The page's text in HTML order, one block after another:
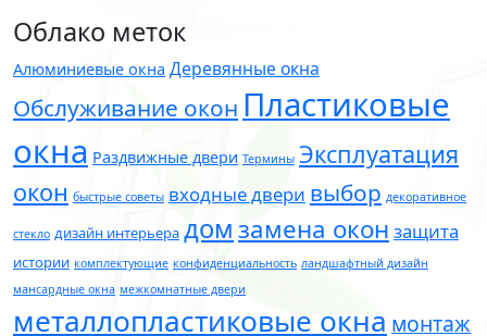
Облако меток
Алюминиевые окна Деревянные окна
Обслуживание окон Пластиковые
окна Раздвижные двери Термины Эксплуатация
окон быстрые советы входные двери выбор декоративное
стекло дизайн интерьера домзамена окон защита
истории комплектующие конфиденциальность ландшафтный дизайн
мансардные окна межкомнатные двери
металлопластиковые окна монтаж